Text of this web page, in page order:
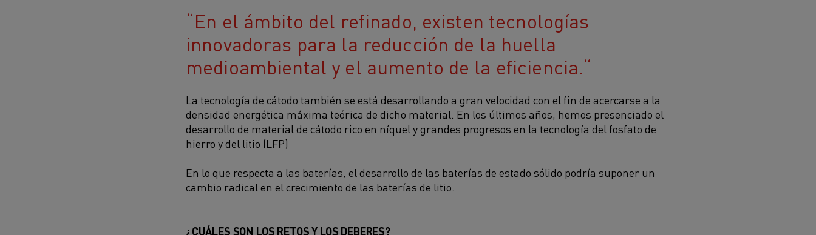
En el ámbito del refinado, existen tecnologías
innovadoras para la reducción de la huella
medioambiental y el aumento de la eficiencia.
La tecnología de cátodo también se está desarrollando a gran velocidad con el fin de acercarse a la
densidad energética máxima teórica de dicho material. En los últimos años, hemos presenciado el
desarrollo de material de cátodo rico en níquel y grandes progresos en la tecnología del fosfato de
hierro y del litio (LFP)
En lo que respecta a las baterías, el desarrollo de las baterías de estado sólido podría suponer un
cambio radical en el crecimiento de las baterías de litio.
¿CUÁLES SON LOS RETOS Y LOS DEBERES?